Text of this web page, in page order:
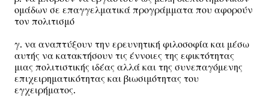
ομάδων σε επαγγελματικά προγράμματα που αφορούν
τον πολιτισμό
γ. να αναπτύξουν την ερευνητική φιλοσοφία και μέσω
αυτής να κατακτήσουν τις έννοιες της εφικτότητας
μιας πολιτιστικής ιδέας αλλά και της συνεπαγόμενης
επιχειρηματικότητας και βιωσιμότητας του
εγχειρήματος.